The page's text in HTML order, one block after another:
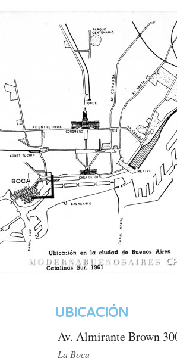
UBICACIÓN
Av. Almirante Brown
La Boca